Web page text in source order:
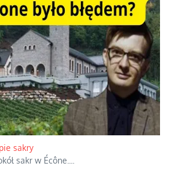
mitów historycznych
niepowtarzalnym i tłumaczenie,
po to, żeby później znowu jakiegoś
jest...